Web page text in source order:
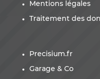
Mentions légales
Traitement des
Precisium.fr
Garage & Co